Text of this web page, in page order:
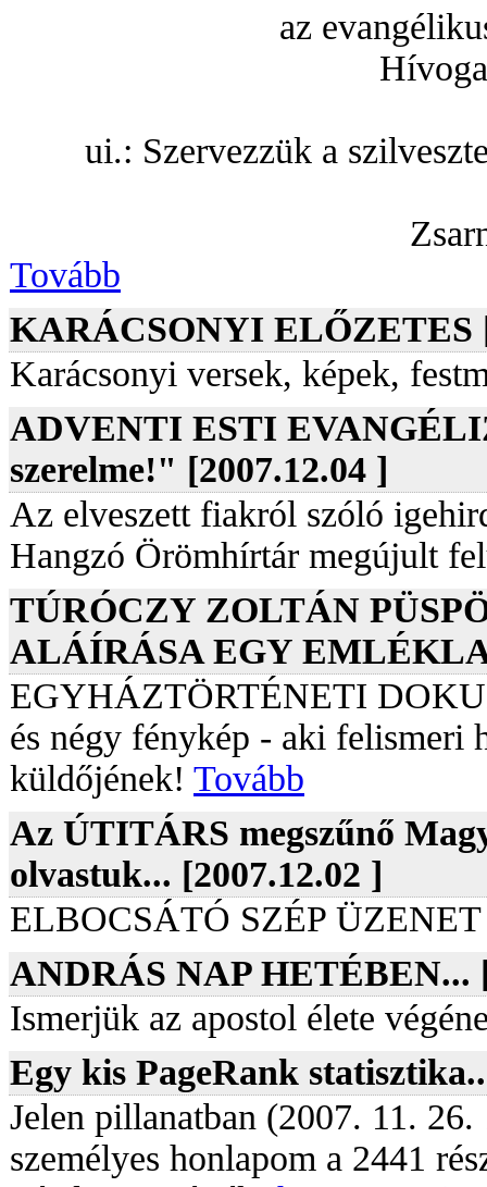
az
ui.: Szervezzük a
Tovább
KARÁCSONYI ELŐZETES
Karácsonyi versek, képek,
ADVENTI ESTI
szerelme!" [2007.12.04 ]
Az elveszett fiakról szóló
Hangzó Örömhírtár megújult
TÚRÓCZY ZOLTÁN
ALÁÍRÁSA EGY
EGYHÁZTÖRTÉNETI
és négy fénykép - aki felismeri
küldőjének! Tovább
Az ÚTITÁRS megszűnő
olvastuk... [2007.12.02 ]
ELBOCSÁTÓ SZÉP
ANDRÁS NAP HETÉBEN...
Ismerjük az apostol élete
Egy kis PageRank
Jelen pillanatban (2007. 11.
személyes honlapom a 2441